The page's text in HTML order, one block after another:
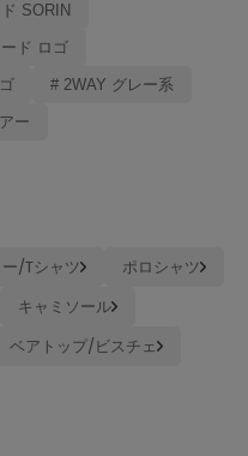
SORIN
ド ロゴ
# 2WAY グレー系
ー
/Tシャツ
ポロシャツ
キャミソール
ベアトップ/ビスチェ